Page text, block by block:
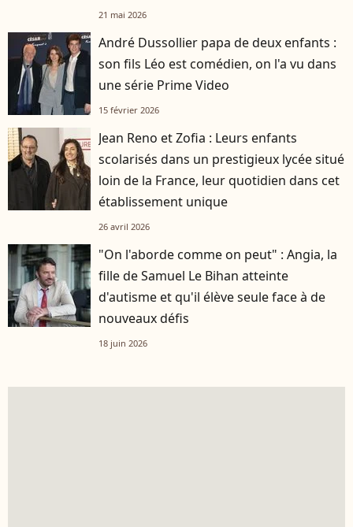
d'avis"
21 mai 2026
André Dussollier papa de deux enfants :
son fils Léo est comédien, on l'a vu dans
une série Prime Video
15 février 2026
Jean Reno et Zofia : Leurs enfants
scolarisés dans un prestigieux lycée situé
loin de la France, leur quotidien dans cet
établissement unique
26 avril 2026
"On l'aborde comme on peut" : Angia, la
fille de Samuel Le Bihan atteinte
d'autisme et qu'il élève seule face à de
nouveaux défis
18 juin 2026